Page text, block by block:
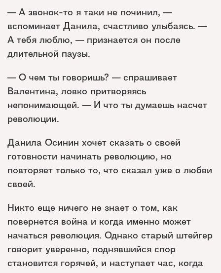
— А звонок-то я таки не починил, —
вспоминает Данила, счастливо улыбаясь. —
А тебя люблю, — признается он после
длительной паузы.
— О чем ты говоришь? — спрашивает
Валентина, ловко притворяясь
непонимающей. — И что ты думаешь насчет
революции.
Данила Осинин хочет сказать о своей
готовности начинать революцию, но
повторяет только то, что сказал уже о любви
своей.
Никто еще ничего не знает о том, как
повернется война и когда именно может
начаться революция. Однако старый штейгер
говорит уверенно, поднявшийся спор
становится горячей, и наступает час, когда